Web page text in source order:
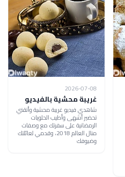
2026-07-08
غريبة محشية بالفيديو
شاهدي فيديو غريبة محشية وأتقني
تحضير أشهى وأطيب الحلويات
الرمضانية على سفرتك مع وصفات
منال العالم 2018، وقدمي لعائلتك
وضيوفك